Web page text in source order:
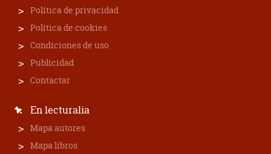
Política de privacidad
Política de cookies
Condiciones de uso
Publicidad
Contactar
En lecturalia
Mapa autores
Mapa libros